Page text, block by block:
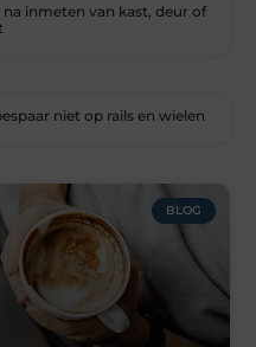
inmeten van kast, deur of
niet op rails en wielen
BLOG